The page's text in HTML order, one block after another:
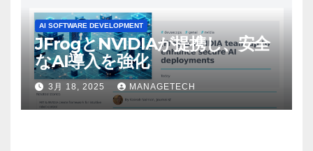
AI SOFTWARE DEVELOPMENT
JFrogとNVIDIAが提携し、安全
なAI導入を強化
3月 18, 2025 MANAGETECH